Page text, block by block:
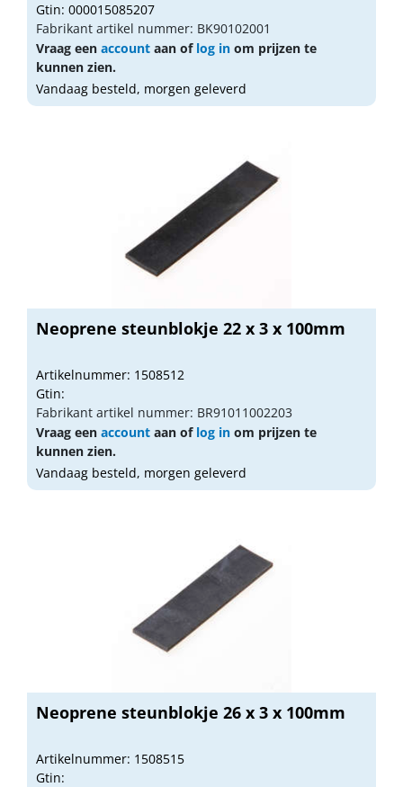
Gtin: 000015085207
Fabrikant artikel nummer: BK90102001
Vraag een account aan of log in om prijzen te
kunnen zien.
Vandaag besteld, morgen geleverd
Neoprene steunblokje 22 x 3 x 100mm
Artikelnummer: 1508512
Gtin:
Fabrikant artikel nummer: BR91011002203
Vraag een account aan of log in om prijzen te
kunnen zien.
Vandaag besteld, morgen geleverd
Neoprene steunblokje 26 x 3 x 100mm
Artikelnummer: 1508515
Gtin: